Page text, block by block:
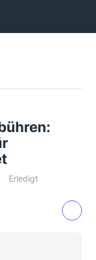
Erledigt